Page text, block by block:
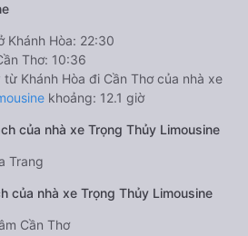
Khánh Hòa: 22:30
Thơ: 10:36
Khánh Hòa đi Cần Thơ của nhà xe
khoảng: 12.1 giờ
của nhà xe Trọng Thủy Limousine
Trang
của nhà xe Trọng Thủy Limousine
Cần Thơ